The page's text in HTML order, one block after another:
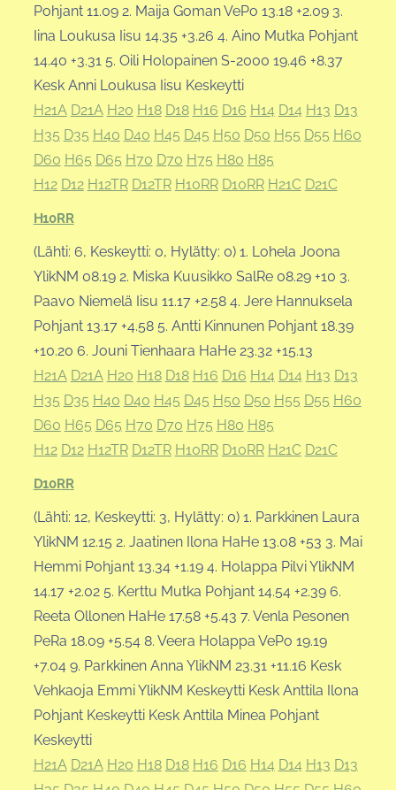
Pohjant 11.09 2. Maija Goman VePo 13.18 +2.09 3.
Iina Loukusa Iisu 14.35 +3.26 4. Aino Mutka Pohjant
14.40 +3.31 5. Oili Holopainen S-2000 19.46 +8.37
Kesk Anni Loukusa Iisu Keskeytti
H21A D21A H20 H18 D18 H16 D16 H14 D14 H13 D13
H35 D35 H40 D40 H45 D45 H50 D50 H55 D55 H60
D60 H65 D65 H70 D70 H75 H80 H85
H12 D12 H12TR D12TR H10RR D10RR H21C D21C
H10RR
(Lähti: 6, Keskeytti: 0, Hylätty: 0) 1. Lohela Joona
YlikNM 08.19 2. Miska Kuusikko SalRe 08.29 +10 3.
Paavo Niemelä Iisu 11.17 +2.58 4. Jere Hannuksela
Pohjant 13.17 +4.58 5. Antti Kinnunen Pohjant 18.39
+10.20 6. Jouni Tienhaara HaHe 23.32 +15.13
H21A D21A H20 H18 D18 H16 D16 H14 D14 H13 D13
H35 D35 H40 D40 H45 D45 H50 D50 H55 D55 H60
D60 H65 D65 H70 D70 H75 H80 H85
H12 D12 H12TR D12TR H10RR D10RR H21C D21C
D10RR
(Lähti: 12, Keskeytti: 3, Hylätty: 0) 1. Parkkinen Laura
YlikNM 12.15 2. Jaatinen Ilona HaHe 13.08 +53 3. Mai
Hemmi Pohjant 13.34 +1.19 4. Holappa Pilvi YlikNM
14.17 +2.02 5. Kerttu Mutka Pohjant 14.54 +2.39 6.
Reeta Ollonen HaHe 17.58 +5.43 7. Venla Pesonen
PeRa 18.09 +5.54 8. Veera Holappa VePo 19.19
+7.04 9. Parkkinen Anna YlikNM 23.31 +11.16 Kesk
Vehkaoja Emmi YlikNM Keskeytti Kesk Anttila Ilona
Pohjant Keskeytti Kesk Anttila Minea Pohjant
Keskeytti
H21A D21A H20 H18 D18 H16 D16 H14 D14 H13 D13